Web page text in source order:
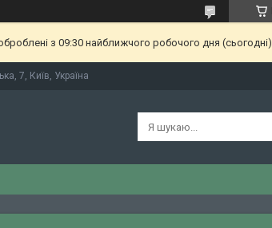
з 09:30 найближчого робочого дня (сьогодні).
7, Київ, Україна